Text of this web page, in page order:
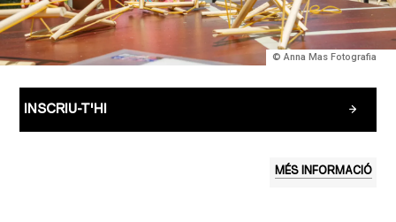
© Anna Mas Fotografia
INSCRIU-T'HI
MÉS INFORMACIÓ